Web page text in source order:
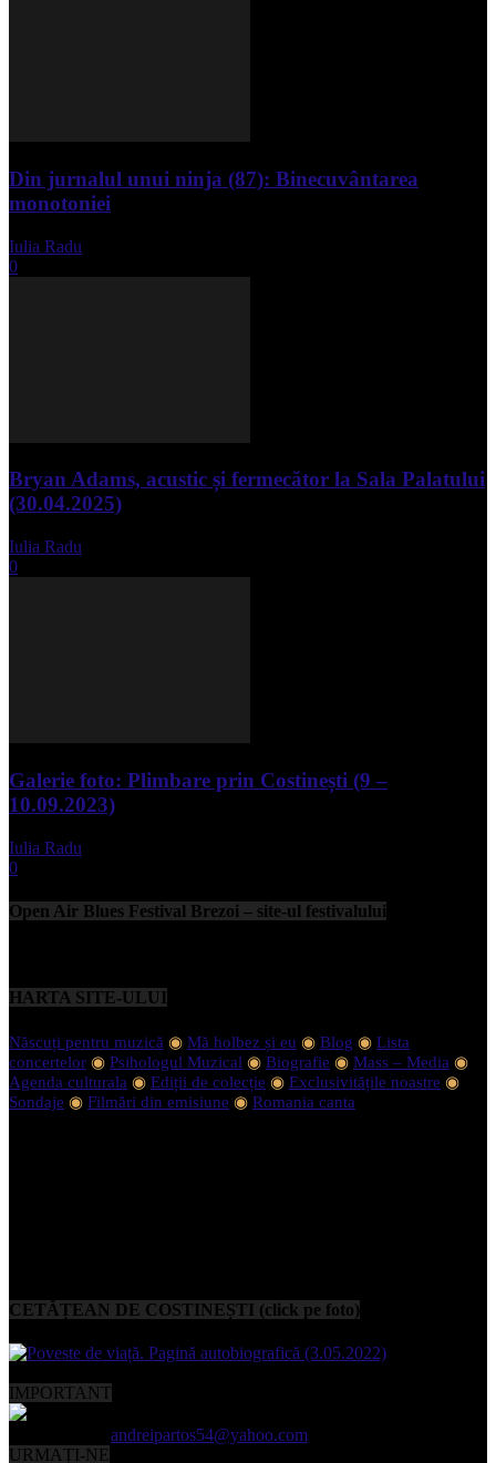
Din jurnalul unui ninja (87): Binecuvântarea
monotoniei
Iulia Radu
0
Bryan Adams, acustic și fermecător la Sala Palatului
(30.04.2025)
Iulia Radu
0
Galerie foto: Plimbare prin Costinești (9 –
10.09.2023)
Iulia Radu
0
Open Air Blues Festival Brezoi – site-ul festivalului
HARTA SITE-ULUI
Născuți pentru muzică ◉ Mă holbez și eu ◉ Blog ◉ Lista
concertelor ◉ Psihologul Muzical ◉ Biografie ◉ Mass – Media ◉
Agenda culturala ◉ Ediții de colecție ◉ Exclusivitățile noastre ◉
Sondaje ◉ Filmări din emisiune ◉ Romania canta
CETĂȚEAN DE COSTINEȘTI (click pe foto)
IMPORTANT
andreipartos54@yahoo.com
URMAȚI-NE